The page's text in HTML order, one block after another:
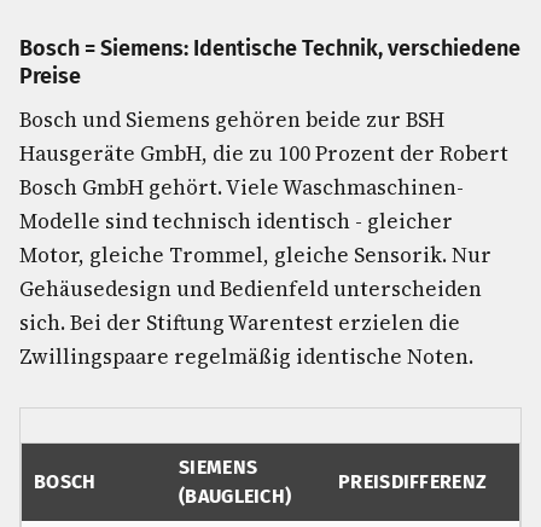
Bosch = Siemens: Identische Technik, verschiedene
Preise
Bosch und Siemens gehören beide zur BSH
Hausgeräte GmbH, die zu 100 Prozent der Robert
Bosch GmbH gehört. Viele Waschmaschinen-
Modelle sind technisch identisch - gleicher
Motor, gleiche Trommel, gleiche Sensorik. Nur
Gehäusedesign und Bedienfeld unterscheiden
sich. Bei der Stiftung Warentest erzielen die
Zwillingspaare regelmäßig identische Noten.
BOSCH
SIEMENS
(BAUGLEICH)
PREISDIFFERENZ